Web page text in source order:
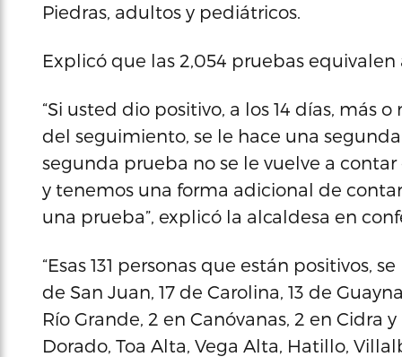
Piedras, adultos y pediátricos.
Explicó que las 2,054 pruebas equivalen
“Si usted dio positivo, a los 14 días, más
del seguimiento, se le hace una
segunda prueba no se le vuelve a
y tenemos una forma adicional de
una prueba”, explicó la alcaldesa en
“Esas 131 personas que están positivos,
de San Juan, 17 de Carolina, 13 de
Río Grande, 2 en Canóvanas, 2 en Cidra
Dorado, Toa Alta, Vega Alta, Hatillo,